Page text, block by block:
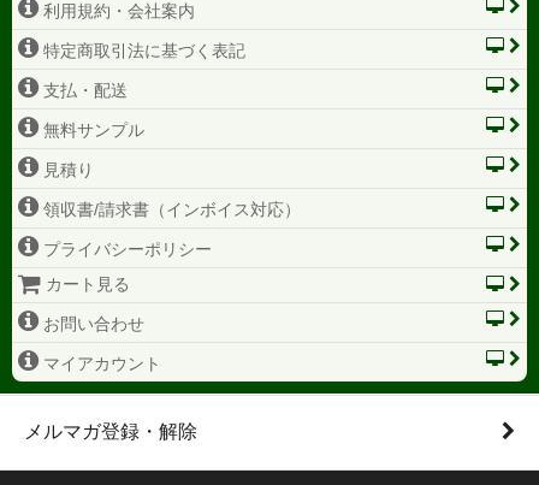
利用規約・会社案内
特定商取引法に基づく表記
支払・配送
無料サンプル
見積り
領収書/請求書（インボイス対応）
プライバシーポリシー
カート見る
お問い合わせ
マイアカウント
メルマガ登録・解除